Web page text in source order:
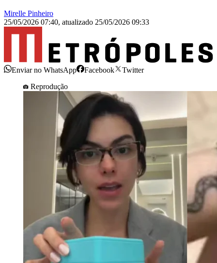
Mirelle Pinheiro
25/05/2026 07:40, atualizado 25/05/2026 09:33
Enviar no WhatsApp Facebook
Twitter
Reprodução